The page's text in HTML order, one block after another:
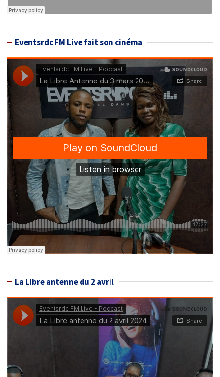
Eventsrdc FM Live fait son cinéma
La Libre antenne du 2 avril